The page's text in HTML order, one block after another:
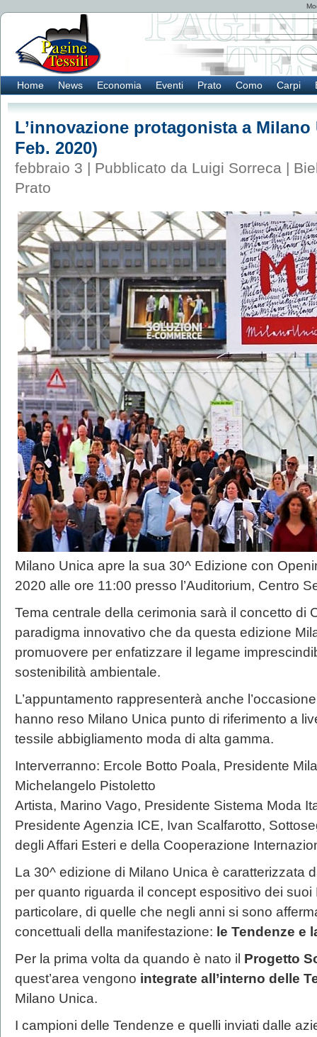
Home News Economia Eventi Prato Como Carpi
L’innovazione protagonista a Milano
Feb. 2020)
febbraio 3 | Pubblicato da Luigi Sorreca |
Prato
Milano Unica apre la sua 30^ Edizione con
2020 alle ore 11:00 presso l’Auditorium, Centro
Tema centrale della cerimonia sarà il concetto di
paradigma innovativo che da questa edizione
promuovere per enfatizzare il legame
sostenibilità ambientale.
L’appuntamento rappresenterà anche
hanno reso Milano Unica punto di riferimento a
tessile abbigliamento moda di alta gamma.
Interverranno: Ercole Botto Poala, Presidente
Michelangelo Pistoletto
Artista, Marino Vago, Presidente Sistema Moda
Presidente Agenzia ICE, Ivan Scalfarotto,
degli Affari Esteri e della Cooperazione
La 30^ edizione di Milano Unica è caratterizzata
per quanto riguarda il concept espositivo dei
particolare, di quelle che negli anni si sono
concettuali della manifestazione: le Tendenze e
Per la prima volta da quando è nato il Progetto
quest’area vengono integrate all’interno delle
Milano Unica.
I campioni delle Tendenze e quelli inviati dalle